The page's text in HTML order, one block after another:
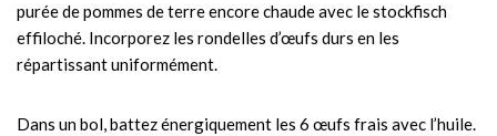
purée de pommes de terre encore chaude avec le stockfisch
effiloché. Incorporez les rondelles d’œufs durs en les
répartissant uniformément.
Dans un bol, battez énergiquement les 6 œufs frais avec l’huile.